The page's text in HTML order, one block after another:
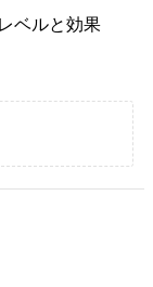
ベルと効果